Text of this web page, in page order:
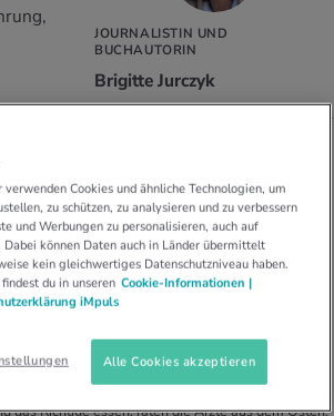
ERNÄHRUNG
BEWEGUNG
berechnen
Coaching
ENTSPANNUNG
Coaching
MEDIZIN
SERVICES
JOURNALISTIN UND
BUCHAUTORIN
Brigitte Jurczyk
Brigitte Jurczyk
ge­sund durch den Win­ter
das Richtige essen, raten die Ärzte aus dem Osten.
Cookies und ähnliche Technologien, um
zu schützen, zu analysieren und zu verbessern
und Werbungen zu personalisieren, auch auf
können Daten auch in Länder übermittelt
kein gleichwertiges Datenschutzniveau haben.
du in unseren Cookie-Informationen |
iMpuls
Alle Cookies akzeptieren